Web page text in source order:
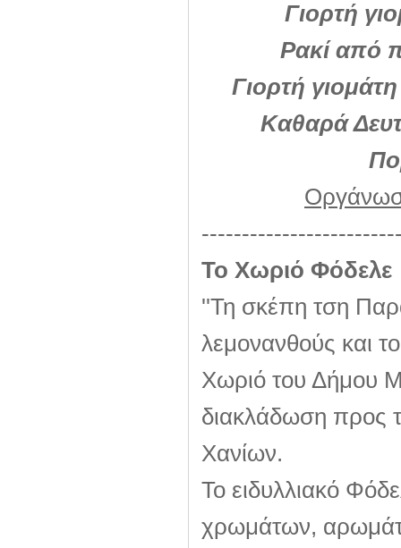
Γιορτή
Ρακί από
Γιορτή
Καθαρά
Το Χωριό Φόδελε
''Τη σκέπη τση
λεμονανθούς και
Χωριό του Δήμου
διακλάδωση προς
Χανίων.
Το ειδυλλιακό
χρωμάτων,